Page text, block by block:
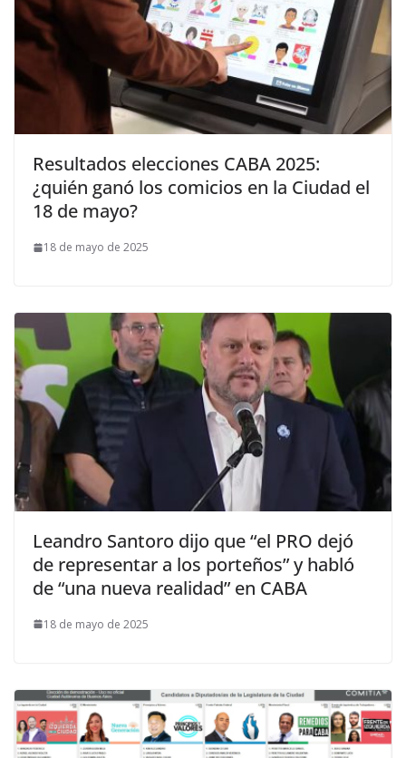
Resultados elecciones CABA 2025:
¿quién ganó los comicios en la Ciudad el
18 de mayo?
18 de mayo de 2025
Leandro Santoro dijo que “el PRO dejó
de representar a los porteños” y habló
de “una nueva realidad” en CABA
18 de mayo de 2025